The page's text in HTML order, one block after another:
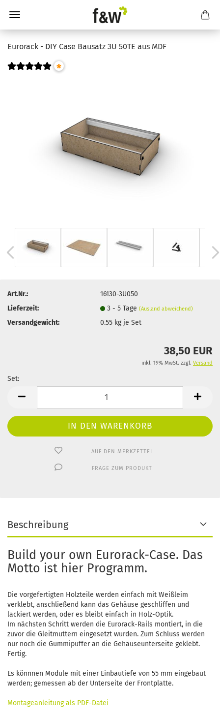
Eurorack - DIY Case Bausatz 3U 50TE aus MDF
*
Art.Nr.:
16130-3U050
Lieferzeit:
3 - 5 Tage(Ausland abweichend)
Versandgewicht: 0.55 kg je Set
38,50 EUR
inkl. 19% MwSt. zzgl. Versand
Set:
AUF DEN MERKZETTEL
FRAGE ZUM PRODUKT
Beschreibung
Build your own Eurorack-Case. Das
Motto ist hier Programm.
Die vorgefertigten Holzteile werden einfach mit Weißleim
verklebt, anschließend kann das Gehäuse geschliffen und
lackiert werden, oder es bleibt einfach in Holz-Optik.
Im nächsten Schritt werden die Eurorack-Rails montiert, in die
zuvor die Gleitmuttern eingesetzt wurden. Zum Schluss werden
nur noch die Gummipuffer an die Gehäuseunterseite geklebt.
Fertig.
Es könnnen Module mit einer Einbautiefe von 55 mm eingebaut
werden; gemessen ab der Unterseite der Frontplatte.
Montageanleitung als PDF-Datei